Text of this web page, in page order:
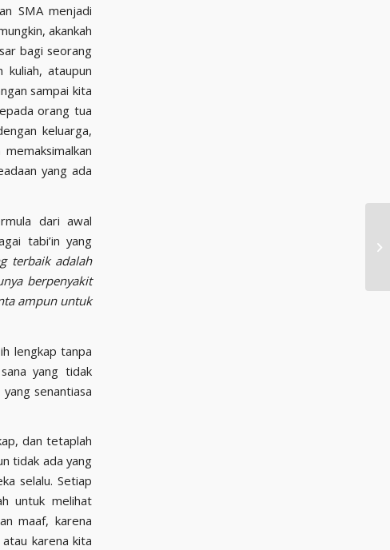
SMA menjadi
akankah
bagi seorang
ataupun
sampai kita
orang tua
keluarga,
yang ada
dari awal
tabi’in yang
terbaik adalah
berpenyakit
ampun untuk
lengkap tanpa
yang tidak
senantiasa
dan tetaplah
tidak ada yang
selalu. Setiap
untuk melihat
maaf, karena
karena kita